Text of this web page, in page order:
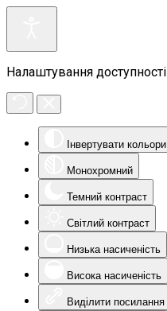
Налаштування доступності
Інвертувати кольори
Монохромний
Темний контраст
Світлий контраст
Низька насиченість
Висока насиченість
Виділити посилання